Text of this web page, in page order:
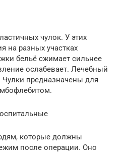
чулок. У этих
на разных участках
бельё сжимает сильнее
ослабевает. Лечебный
Чулки предназначены для
которые должны
после операции. Оно